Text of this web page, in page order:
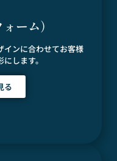
ーム）
インに合わせてお客様
します。
る